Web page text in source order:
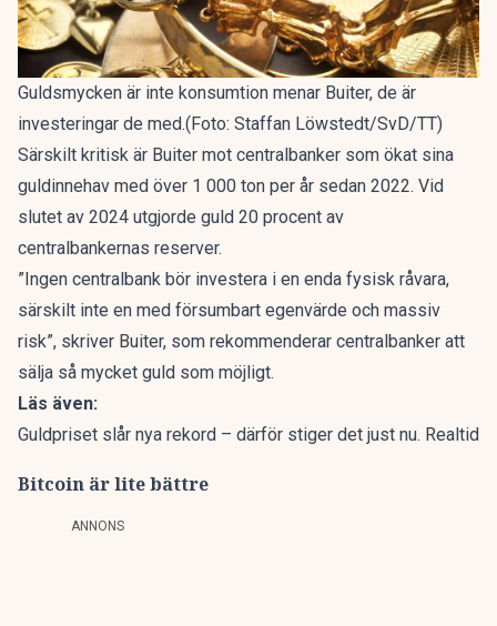
Guldsmycken är inte konsumtion menar Buiter, de är
investeringar de med.(Foto: Staffan Löwstedt/SvD/TT)
Särskilt kritisk är Buiter mot centralbanker som ökat sina
guldinnehav med över 1 000 ton per år sedan 2022. Vid
slutet av 2024 utgjorde guld 20 procent av
centralbankernas reserver.
”Ingen centralbank bör investera i en enda fysisk råvara,
särskilt inte en med försumbart egenvärde och massiv
risk”, skriver Buiter, som rekommenderar centralbanker att
sälja så mycket guld som möjligt.
Läs även:
Guldpriset slår nya rekord – därför stiger det just nu. Realtid
Bitcoin är lite bättre
ANNONS